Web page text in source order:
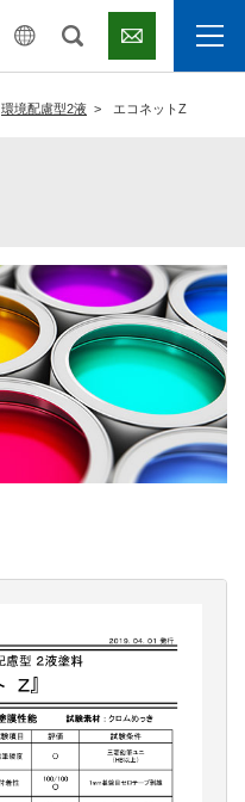
環境配慮型2液 エコネットZ